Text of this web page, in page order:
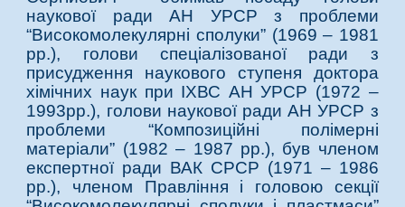
наукової ради АН УРСР з проблеми
“Високомолекулярні сполуки” (1969 – 1981
рр.), голови спеціалізованої ради з
присудження наукового ступеня доктора
хімічних наук при ІХВС АН УРСР (1972 –
1993рр.), голови наукової ради АН УРСР з
проблеми “Композиційні полімерні
матеріали” (1982 – 1987 рр.), був членом
експертної ради ВАК СРСР (1971 – 1986
рр.), членом Правління і головою секції